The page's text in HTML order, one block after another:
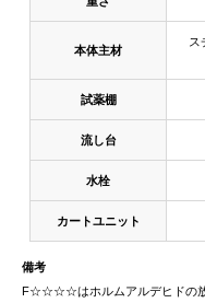
本体主材
ス
試薬棚
流し台
水栓
カートユニット
備考
F☆☆☆☆はホルムアルデヒドの放